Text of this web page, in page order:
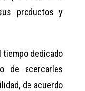
productos y
tiempo dedicado
de acercarles
de acuerdo